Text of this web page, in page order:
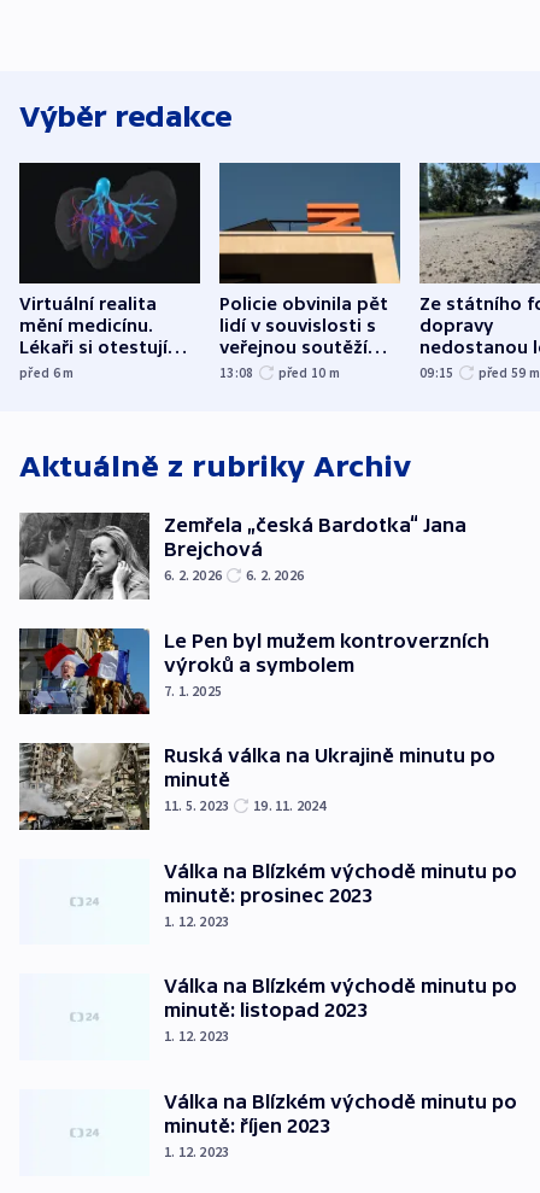
Výběr redakce
Virtuální realita
mění medicínu.
Lékaři si otestují
každý řez, říká
před 6m
Policie obvinila pět
lidí v souvislosti s
veřejnou soutěží
Správy železnic
13:08 před 10 m
Ze státního
dopravy
nedostanou
kraje na
09:15 před 59 m
Aktuálně z rubriky Archiv
Zemřela „česká Bardotka“ Jana
Brejchová
6. 2. 2026 6. 2. 2026
Le Pen byl mužem kontroverzních
výroků a symbolem
7. 1. 2025
Ruská válka na Ukrajině minutu po
minutě
11. 5. 2023 19. 11. 2024
Válka na Blízkém východě minutu po
minutě: prosinec 2023
1. 12. 2023
Válka na Blízkém východě minutu po
minutě: listopad 2023
1. 12. 2023
Válka na Blízkém východě minutu po
minutě: říjen 2023
1. 12. 2023